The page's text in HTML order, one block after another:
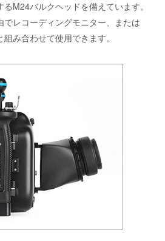
M24バルクヘッドを備えています。
レコーディングモニター、または
み合わせて使用できます。